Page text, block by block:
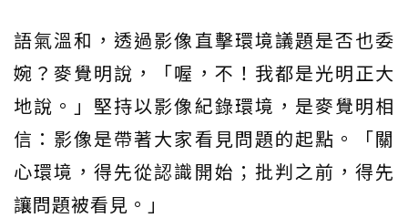
語氣溫和，透過影像直擊環境議題是否也委
婉？麥覺明說，「喔，不！我都是光明正大
地說。」堅持以影像紀錄環境，是麥覺明相
信：影像是帶著大家看見問題的起點。「關
心環境，得先從認識開始；批判之前，得先
讓問題被看見。」